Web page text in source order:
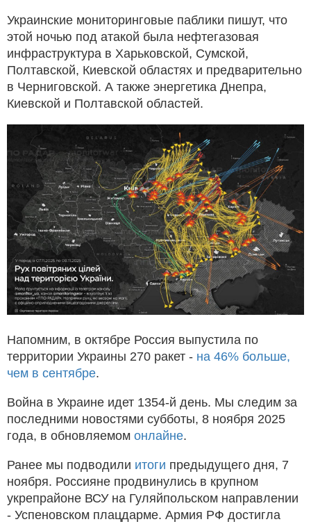
Украинские мониторинговые паблики пишут, что
этой ночью под атакой была нефтегазовая
инфраструктура в Харьковской, Сумской,
Полтавской, Киевской областях и предварительно
в Черниговской. А также энергетика Днепра,
Киевской и Полтавской областей.
Напомним, в октябре Россия выпустила по
территории Украины 270 ракет - на 46% больше,
чем в сентябре.
Война в Украине идет 1354-й день. Мы следим за
последними новостями субботы, 8 ноября 2025
года, в обновляемом онлайне.
Ранее мы подводили итоги предыдущего дня, 7
ноября. Россияне продвинулись в крупном
укрепрайоне ВСУ на Гуляйпольском направлении
- Успеновском плацдарме. Армия РФ достигла